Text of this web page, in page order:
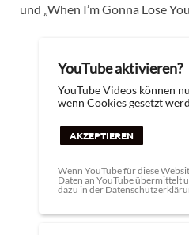
und „When I’m Gonna Lose
YouTube aktivieren?
YouTube Videos können
wenn Cookies gesetzt
AKZEPTIEREN
Wenn YouTube für diese
Daten an YouTube übermittelt
dazu in der